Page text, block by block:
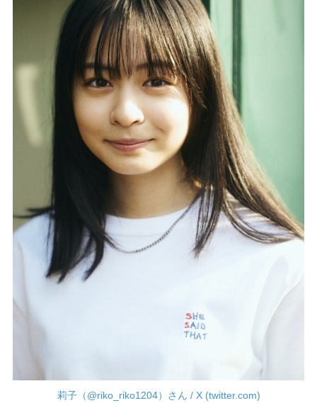
莉子（@riko_riko1204）さん / X (twitter.com)